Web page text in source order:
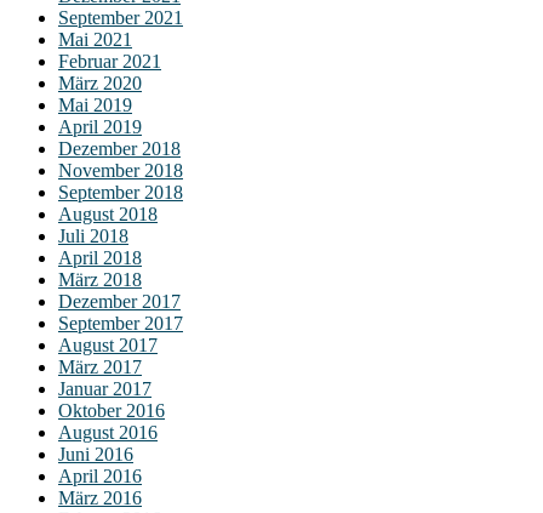
September 2021
Mai 2021
Februar 2021
März 2020
Mai 2019
April 2019
Dezember 2018
November 2018
September 2018
August 2018
Juli 2018
April 2018
März 2018
Dezember 2017
September 2017
August 2017
März 2017
Januar 2017
Oktober 2016
August 2016
Juni 2016
April 2016
März 2016